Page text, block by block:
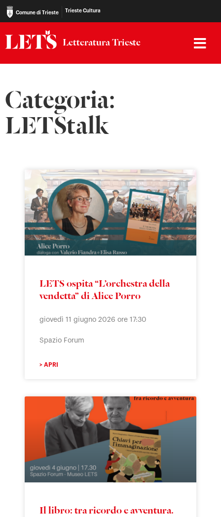
Comune di Trieste Trieste Cultura
Letteratura Trieste
Categoria:
LETStalk
LETS ospita “L’orchestra della
vendetta” di Alice Porro
giovedì 11 giugno 2026 ore 17:30
Spazio Forum
> APRI
Il libro: tra ricordo e avventura.